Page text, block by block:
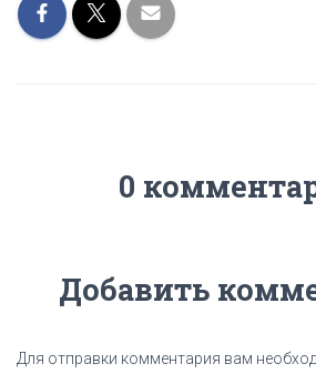
0
Добавить
Для отправки комментария вам